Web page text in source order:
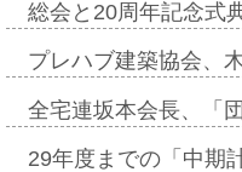
総会と20周年記念式
プレハブ建築協会、
全宅連坂本会長、「
29年度までの「中期